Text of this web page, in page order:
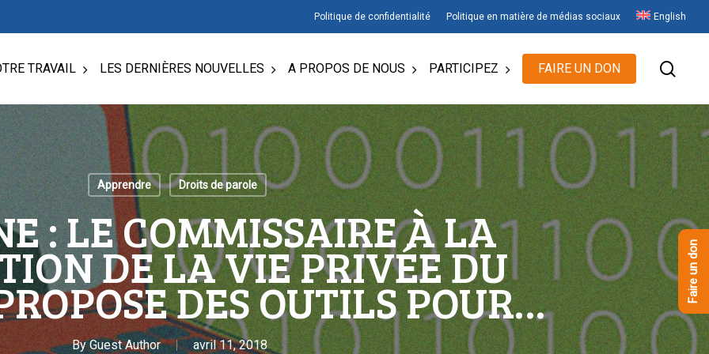
Politique de confidentialité Politique en matière de médias sociaux English
TRAVAIL LES DERNIÈRES NOUVELLES A PROPOS DE NOUS PARTICIPEZ FAIRE UN DON
Apprendre Droits de parole
: LE COMMISSAIRE À LA
DE LA VIE PRIVÉE DU
DES OUTILS POUR…
By Guest Author avril 11, 2018
Faire un don